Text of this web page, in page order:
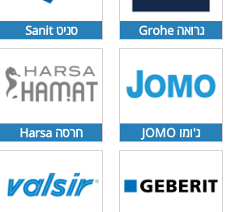
גרואה Grohe
ג'ומו JOMO
סניט Sanit
חרסה Harsa